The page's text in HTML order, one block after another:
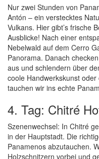
Nur zwei Stunden von
Antón – ein verstecktes
Vulkans. Hier gibt’s frische
Ausblicke! Nach einer
Nebelwald auf dem Cerro
Panorama. Danach
aus und schlendern über
coole Handwerkskunst
tauchen wir ins echte
4. Tag: Chitré
Szenenwechsel: In Chitré
in der Hauptstadt. Die
Panamenos abzutauchen.
Holzschnitzern vorbei und